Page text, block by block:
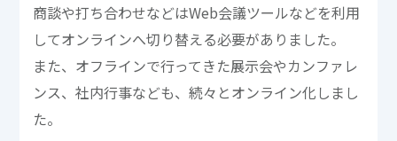
商談や打ち合わせなどはWeb会議ツールなどを利用
してオンラインへ切り替える必要がありました。
また、オフラインで行ってきた展示会やカンファレ
ンス、社内行事なども、続々とオンライン化しまし
た。